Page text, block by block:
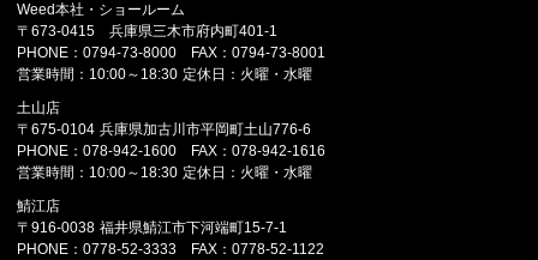
Weed本社・ショールーム
〒673-0415 兵庫県三木市府内町401-1
PHONE：0794-73-8000 FAX：0794-73-8001
営業時間：10:00～18:30 定休日：火曜・水曜
土山店
〒675-0104 兵庫県加古川市平岡町土山776-6
PHONE：078-942-1600 FAX：078-942-1616
営業時間：10:00～18:30 定休日：火曜・水曜
鯖江店
〒916-0038 福井県鯖江市下河端町15-7-1
PHONE：0778-52-3333 FAX：0778-52-1122